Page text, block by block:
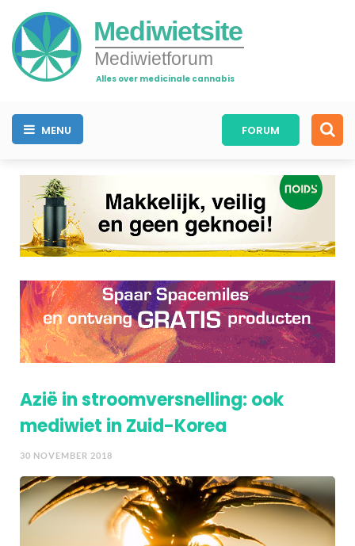
Mediwietsite
Mediwietforum
Alles over medicinale cannabis
MENU FORUM
Azië in stroomversnelling: ook
mediwiet in Zuid-Korea
30 NOVEMBER 2018